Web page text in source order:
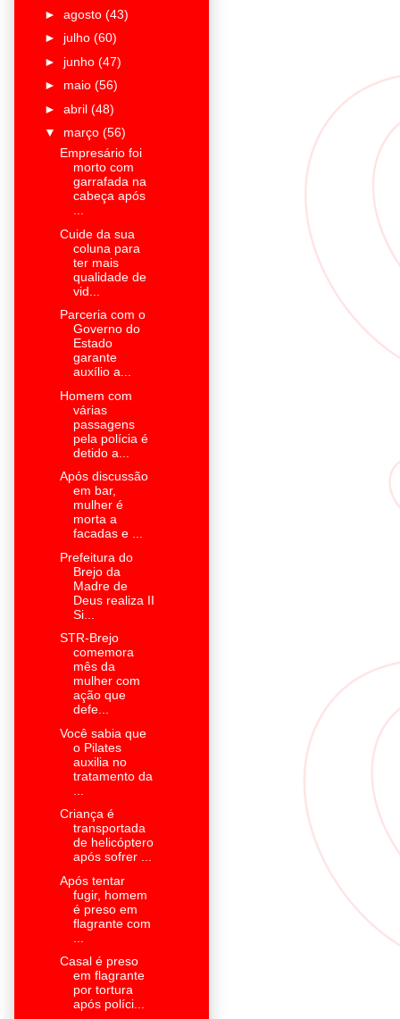
► agosto (43)
► julho (60)
► junho (47)
► maio (56)
► abril (48)
▼ março (56)
Empresário foi
morto com
garrafada na
cabeça após
...
Cuide da sua
coluna para
ter mais
qualidade de
vid...
Parceria com o
Governo do
Estado
garante
auxílio a...
Homem com
várias
passagens
pela polícia é
detido a...
Após discussão
em bar,
mulher é
morta a
facadas e ...
Prefeitura do
Brejo da
Madre de
Deus realiza II
Si...
STR-Brejo
comemora
mês da
mulher com
ação que
defe...
Você sabia que
o Pilates
auxilia no
tratamento da
Criança é
transportada
de helicóptero
após sofrer ...
Após tentar
fugir, homem
é preso em
flagrante com
Casal é preso
em flagrante
por tortura
após políci...